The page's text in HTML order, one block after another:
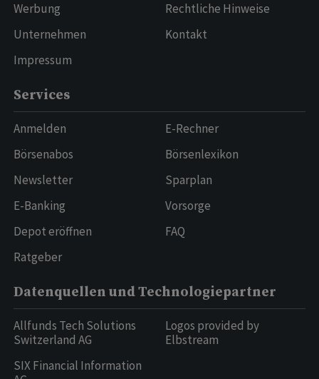
Werbung
Unternehmen
Impressum
Rechtliche Hinweise
Kontakt
Services
Anmelden
Börsenabos
Newsletter
E-Banking
Depot eröffnen
Ratgeber
E-Rechner
Börsenlexikon
Sparplan
Vorsorge
FAQ
Datenquellen und Technologiepartner
Allfunds Tech Solutions
Switzerland AG
SIX Financial Information
Logos provided by
Elbstream